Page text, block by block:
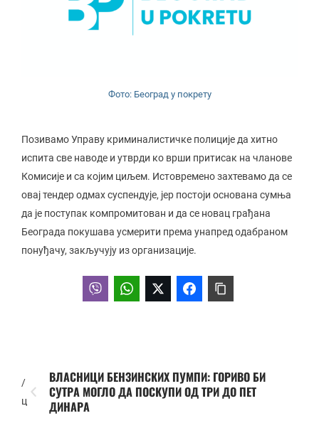
Фото: Београд у покрету
Позивамо Управу криминалистичке полиције да хитно
испита све наводе и утврди ко врши притисак на чланове
Комисије и са којим циљем. Истовремено захтевамо да се
овај тендер одмах суспендује, јер постоји основана сумња
да је поступак компромитован и да се новац грађана
Београда покушава усмерити према унапред одабраном
понуђачу, закључују из организације.
/
ц
ВЛАСНИЦИ БЕНЗИНСКИХ ПУМПИ: ГОРИВО БИ
СУТРА МОГЛО ДА ПОСКУПИ ОД ТРИ ДО ПЕТ
ДИНАРА